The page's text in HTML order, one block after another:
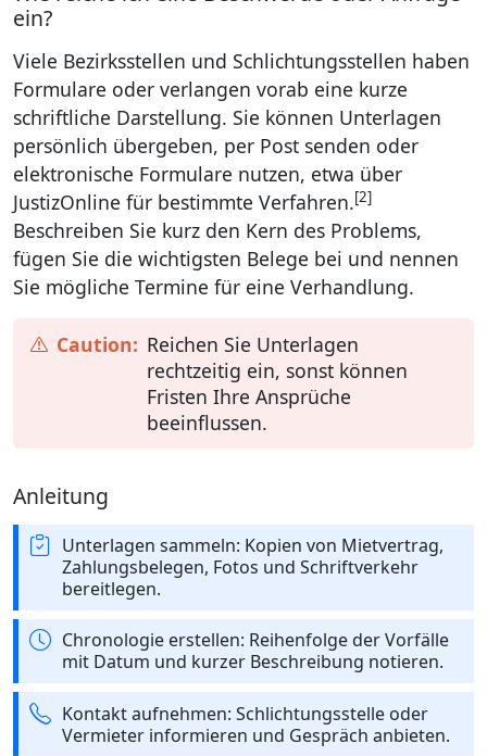
ein?
Viele Bezirksstellen und Schlichtungsstellen haben
Formulare oder verlangen vorab eine kurze
schriftliche Darstellung. Sie können Unterlagen
persönlich übergeben, per Post senden oder
elektronische Formulare nutzen, etwa über
JustizOnline für bestimmte Verfahren.[2]
Beschreiben Sie kurz den Kern des Problems,
fügen Sie die wichtigsten Belege bei und nennen
Sie mögliche Termine für eine Verhandlung.
Reichen Sie Unterlagen
rechtzeitig ein, sonst können
Fristen Ihre Ansprüche
beeinflussen.
Anleitung
Unterlagen sammeln: Kopien von Mietvertrag,
Zahlungsbelegen, Fotos und Schriftverkehr
bereitlegen.
Chronologie erstellen: Reihenfolge der Vorfälle
mit Datum und kurzer Beschreibung notieren.
Kontakt aufnehmen: Schlichtungsstelle oder
Vermieter informieren und Gespräch anbieten.